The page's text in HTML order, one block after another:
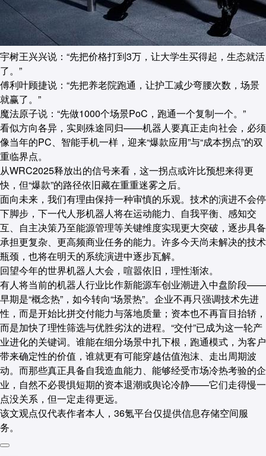
宇树王兴兴说：“先把价格打到3万，让大学生买得起，生态就活
了。”
傅利叶顾捷说：“先把养老院跑通，让护工减少弯腰次数，场景
就赢了。”
魔法原子说：“先做1000个场景PoC，跑通一个复制一个。”
看似方向各异，实则殊途同归——机器人要真正走向社会，必须
像当年的PC、智能手机一样，迎来“爆款应用”与“成本拐点”的双
重临界点。
从WRC2025释放出的信号来看，这一拐点或许比预想来得更
快，但“爆款”的路径依旧藏在重重迷雾之后。
面向未来，我们有理由保持一种审慎的乐观。技术的演进不会停
下脚步，下一代人形机器人将在运动能力、自我平衡、感知交
互、自主决策乃至能源管理等关键维度实现更大突破，逐步具备
承担更复杂、更高频商业任务的能力。许多今天尚未解决的技术
瓶颈，也将在明天的系统演进中逐步瓦解。
回望今年的世界机器人大会，喧嚣依旧，理性渐浓。
有人将当前的机器人行业比作新能源车创业潮进入中盘阶段——
早期是“概念热”，如今转向“场景热”。企业不再只强调技术先进
性，而是开始比拼交付能力与落地质量；资本也不再盲目抬轿，
而是加快了理性筛选与优胜劣汰的进程。“交付”已成为这一轮产
业进化的关键词。谁能在细分场景中扎下根，跑通模式，为客户
带来确定性的价值，谁就更有可能穿越估值泡沫、走出周期波
动。而那些真正具备自我造血能力、能够经受市场冷热考验的企
业，自然不必畏惧短期的资本退潮或舆论冷静——它们走得慢一
点没关系，但一定走得更远。
该文观点仅代表作者本人，36氪平台仅提供信息存储空间服
务。